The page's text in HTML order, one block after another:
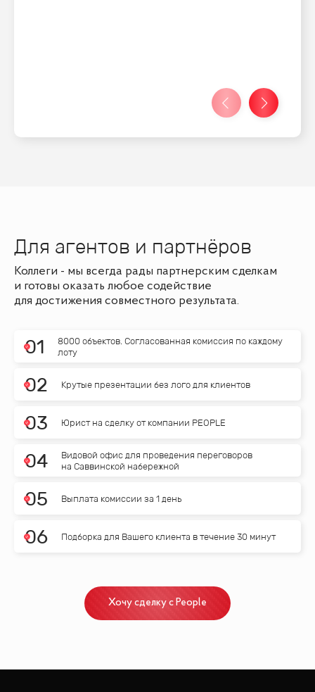
Для агентов и партнёров
Коллеги - мы всегда рады партнерским сделкам
и готовы оказать любое содействие
для достижения совместного результата.
01
8000 объектов. Согласованная комиссия по каждому
лоту
02 Крутые презентации без лого для клиентов
03 Юрист на сделку от компании PEOPLE
04
Видовой офис для проведения переговоров
на Саввинской набережной
05 Выплата комиссии за 1 день
06 Подборка для Вашего клиента в течение 30 минут
Хочу сделку с People